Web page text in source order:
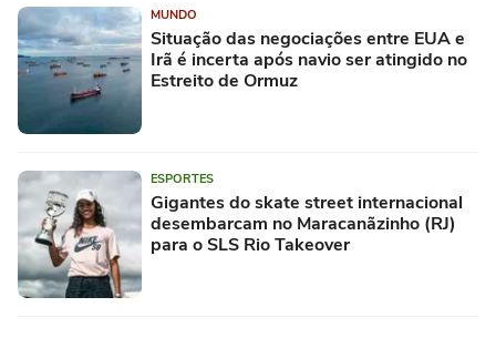
MUNDO
Situação das negociações entre EUA e
Irã é incerta após navio ser atingido no
Estreito de Ormuz
ESPORTES
Gigantes do skate street internacional
desembarcam no Maracanãzinho (RJ)
para o SLS Rio Takeover